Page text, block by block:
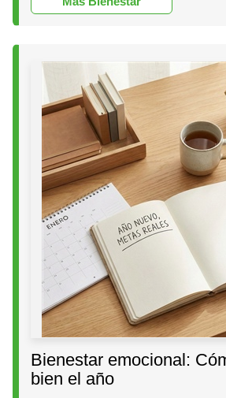
Bienestar emocional:
bien el año